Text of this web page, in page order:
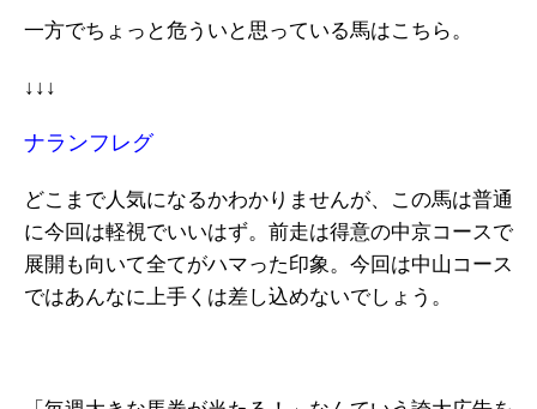
一方でちょっと危ういと思っている馬はこちら。
↓↓↓
ナランフレグ
どこまで人気になるかわかりませんが、この馬は普通
に今回は軽視でいいはず。前走は得意の中京コースで
展開も向いて全てがハマった印象。今回は中山コース
ではあんなに上手くは差し込めないでしょう。